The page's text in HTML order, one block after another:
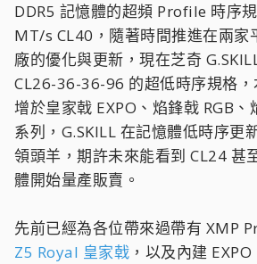
DDR5 記憶體的超頻 Profile 時序
MT/s CL40，隨著時間推進在兩家
廠的優化與更新，現在芝奇
CL26-36-36-96 的超低時序規格
增於皇家戟 EXPO、焰鋒戟 RGB、
系列，G.SKILL 在記憶體低時序更
領頭羊，期許未來能看到 CL24 甚
體開始量產販賣。
先前已經為各位帶來過帶有 XMP
Z5 Royal 皇家戟 ，以及內建